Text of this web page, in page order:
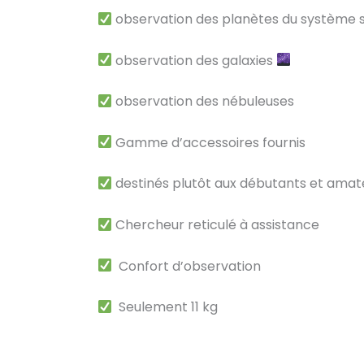
observation des planètes du système
observation des galaxies
observation des nébuleuses
Gamme d’accessoires fournis
destinés plutôt aux débutants et
Chercheur reticulé à assistance
Confort d’observation
Seulement 11 kg